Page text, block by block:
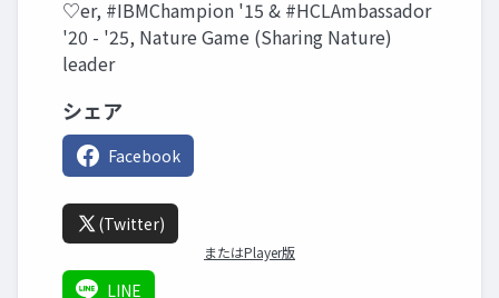
♡er, #IBMChampion '15 & #HCLAmbassador
'20 - '25, Nature Game (Sharing Nature)
leader
シェア
Facebook
(Twitter)
またはPlayer版
LINE